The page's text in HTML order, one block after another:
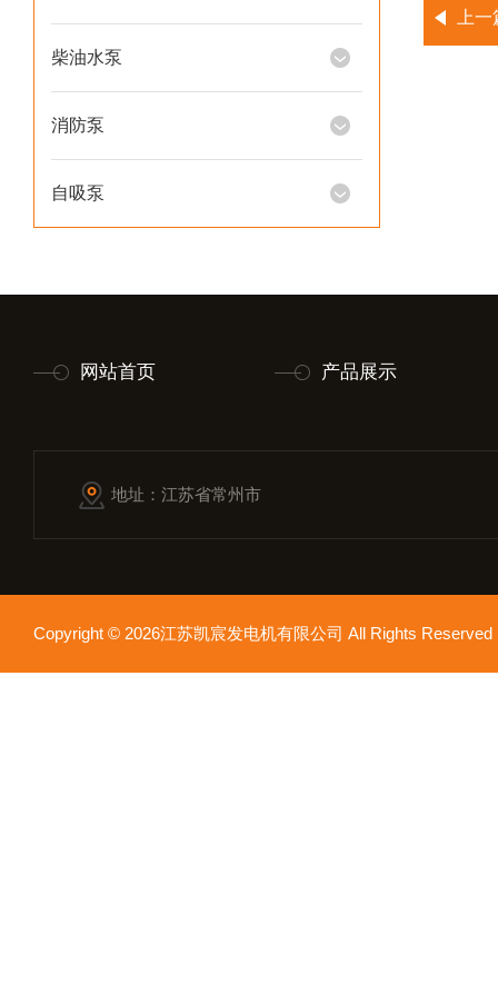
柴油水泵
消防泵
自吸泵
上
网站首页 产品展示
地址：江苏省常州市
Copyright © 2026江苏凯宸发电机有限公司 All Rights